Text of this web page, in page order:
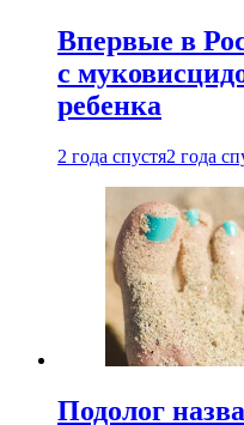
Впервые в
с
ребенка
2 года спустя2 года
Подолог